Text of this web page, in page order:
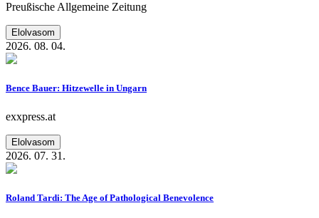
Preußische Allgemeine Zeitung
Elolvasom
2026. 08. 04.
Bence Bauer: Hitzewelle in Ungarn
exxpress.at
Elolvasom
2026. 07. 31.
Roland Tardi: The Age of Pathological Benevolence